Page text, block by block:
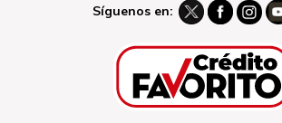
Síguenos en: